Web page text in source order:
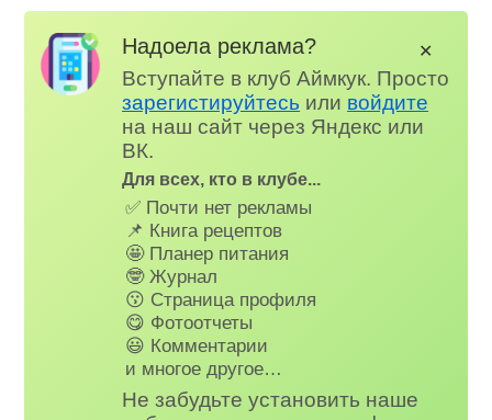
Надоела реклама?
Вступайте в клуб Аймкук. Просто
зарегистируйтесь или войдите
на наш сайт через Яндекс или
ВК.
Для всех, кто в клубе...
✅ Почти нет рекламы
📌 Книга рецептов
🤩 Планер питания
🤓 Журнал
😗 Страница профиля
😋 Фотоотчеты
😃 Комментарии
и многое другое…
Не забудьте установить наше
✕